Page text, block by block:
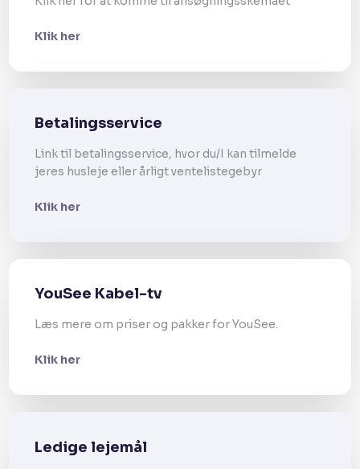
Klik her
Betalingsservice
Link til betalingsservice, hvor du/I kan tilmelde
jeres husleje eller årligt ventelistegebyr​
Klik her
YouSee Kabel-tv
Læs mere om priser og pakker for YouSee.
Klik her
Ledige lejemål